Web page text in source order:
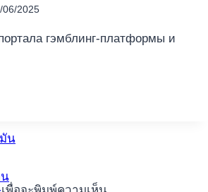
นครัว
น
น
06/2025
гэмблинг-платформы и